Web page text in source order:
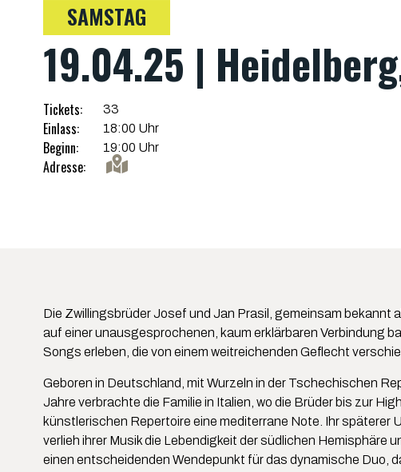
SAMSTAG
19.04.25 |
Tickets: 33
Einlass: 18:00 Uhr
Beginn: 19:00 Uhr
Adresse:
Die Zwillingsbrüder Josef und Jan Prasil, gemeinsam
auf einer unausgesprochenen, kaum erklärbaren Verbindung
Songs erleben, die von einem weitreichenden Geflecht
Geboren in Deutschland, mit Wurzeln in der Tschechischen
Jahre verbrachte die Familie in Italien, wo die Brüder bis zur
künstlerischen Repertoire eine mediterrane Note. Ihr späterer
verlieh ihrer Musik die Lebendigkeit der südlichen Hemisphäre
einen entscheidenden Wendepunkt für das dynamische Duo,